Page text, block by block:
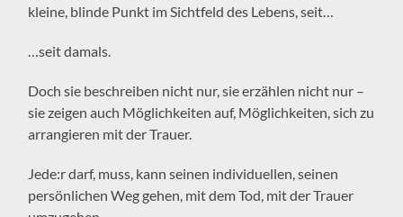
kleine, blinde Punkt im Sichtfeld des Lebens, seit…
…seit damals.
Doch sie beschreiben nicht nur, sie erzählen nicht nur –
sie zeigen auch Möglichkeiten auf, Möglichkeiten, sich zu
arrangieren mit der Trauer.
Jede:r darf, muss, kann seinen individuellen, seinen
persönlichen Weg gehen, mit dem Tod, mit der Trauer